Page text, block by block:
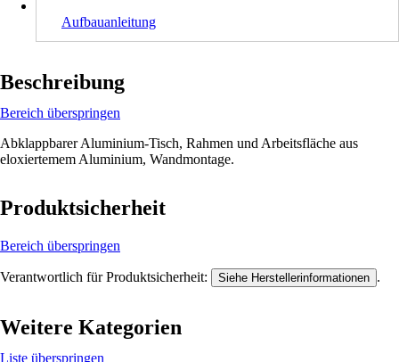
Aufbauanleitung
Beschreibung
Bereich überspringen
Abklappbarer Aluminium-Tisch, Rahmen und Arbeitsfläche aus
eloxiertemem Aluminium, Wandmontage.
Produktsicherheit
Bereich überspringen
Verantwortlich für Produktsicherheit: Siehe Herstellerinformationen .
Weitere Kategorien
Liste überspringen